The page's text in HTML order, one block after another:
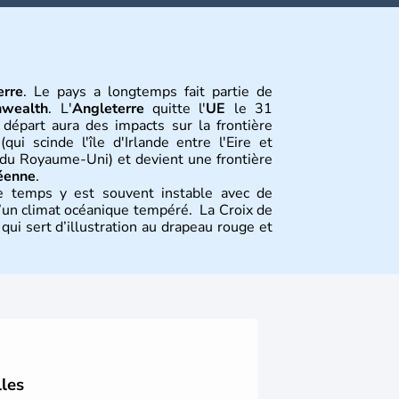
. Le pays a longtemps fait partie de
. L'Angleterre quitte l'UE le 31
aura des impacts sur la frontière
(qui scinde l'île d'Irlande entre l'Eire et
Royaume-Uni) et devient une frontière
.
temps y est souvent instable avec de
climat océanique tempéré. La Croix de
sert d’illustration au drapeau rouge et
monde, elle doit son développement à